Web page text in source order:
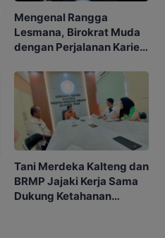
Mengenal Rangga
Lesmana, Birokrat Muda
dengan Perjalanan Karier
Tani Merdeka Kalteng dan
BRMP Jajaki Kerja Sama
Dukung Ketahanan